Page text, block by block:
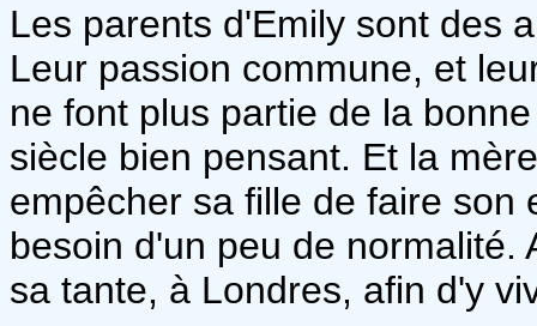
Les parents d'Emily sont des
Leur passion commune, et
ne font plus partie de la
siècle bien pensant. Et la
empêcher sa fille de faire son
besoin d'un peu de normalité.
sa tante, à Londres, afin d'y